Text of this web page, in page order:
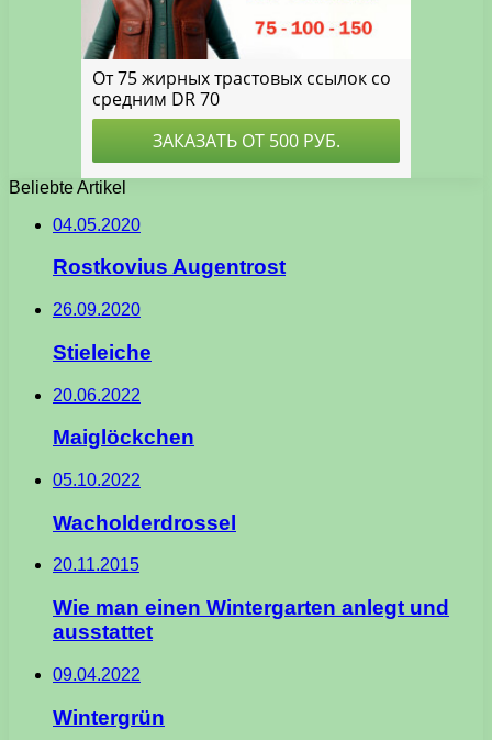
Beliebte Artikel
04.05.2020
Rostkovius Augentrost
26.09.2020
Stieleiche
20.06.2022
Maiglöckchen
05.10.2022
Wacholderdrossel
20.11.2015
Wie man einen Wintergarten anlegt und
ausstattet
09.04.2022
Wintergrün